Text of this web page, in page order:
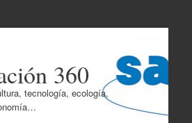
360
tecnología, ecología,